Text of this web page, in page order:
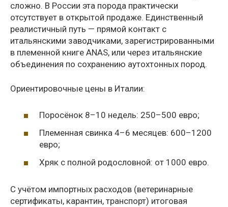
сложно. В России эта порода практически
отсутствует в открытой продаже. Единственный
реалистичный путь — прямой контакт с
итальянскими заводчиками, зарегистрированными
в племенной книге ANAS, или через итальянские
объединения по сохранению аутохтонных пород.
Ориентировочные цены в Италии:
Поросёнок 8–10 недель: 250–500 евро;
Племенная свинка 4–6 месяцев: 600–1200
евро;
Хряк с полной родословной: от 1000 евро.
С учётом импортных расходов (ветеринарные
сертификаты, карантин, транспорт) итоговая